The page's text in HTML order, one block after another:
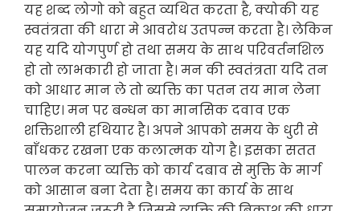
यह शब्द लोगो को बहुत व्यथित करता है, क्योकी यह
स्वतंत्रता की धारा मे आवरोध उतपन्न करता है। लेकिन
यह यदि योगपुर्ण हो तथा समय के साथ परिवर्तनशिल
हो तो लाभकारी हो जाता है। मन की स्वतंत्रता यदि तन
को आधार मान ले तो ब्यक्ति का पतन तय मान लेना
चाहिए। मन पर बन्धन का मानसिक दवाव एक
शक्तिशाली हथियार है। अपने आपको समय के धुरी से
बाँधकर रखना एक कलात्मक योग है। इसका सतत
पालन करना व्यक्ति को कार्य दबाव से मुक्ति के मार्ग
को आसान बना देता है। समय का कार्य के साथ